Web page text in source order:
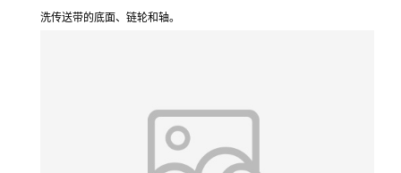
洗传送带的底面、链轮和轴。